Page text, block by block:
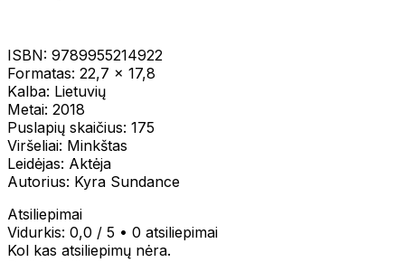
ISBN: 9789955214922
Formatas: 22,7 x 17,8
Kalba: Lietuvių
Metai: 2018
Puslapių skaičius: 175
Viršeliai: Minkštas
Leidėjas: Aktėja
Autorius: Kyra Sundance
Atsiliepimai
Vidurkis: 0,0 / 5 • 0 atsiliepimai
Kol kas atsiliepimų nėra.